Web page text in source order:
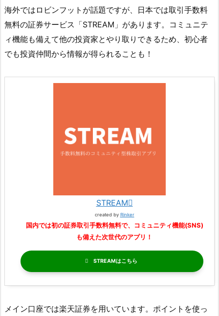
海外ではロビンフットが話題ですが、日本では取引手数料
無料の証券サービス「STREAM」があります。コミュニテ
ィ機能も備えて他の投資家とやり取りできるため、初心者
でも投資仲間から情報が得られることも！
STREAM
created by Rinker
国内では初の証券取引手数料無料で、コミュニティ機能(SNS)
も備えた次世代のアプリ！
STREAM
メイン口座では楽天証券を用いています。ポイントを使っ